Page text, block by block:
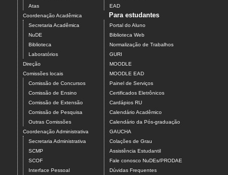
Atas
Coordenação Acadêmica
Secretaria Acadêmica
NuDE
Biblioteca
Laboratórios
Direção
Comissões locais
Comissão de Concursos
Comissão de Ensino
Comissão de Extensão
Comissão de Pesquisa
Outras Comissões
Coordenação Administrativa
Secretaria Administrativa
SCMP
SCOF
Interface Pessoal
EAD
Para estudantes
Portal do Aluno
Biblioteca Web
Normalização de Trabalhos
GURI
MOODLE
MOODLE EAD
Painel de Serviços
Certificados Eletrônicos
Cardápios RU
Calendário Acadêmico
Calendário da Pós-graduação
GAUCHA
Colações de Grau
Assistência Estudantil
Fale conosco NuDEs/PRODAE
Dúvidas Frequentes